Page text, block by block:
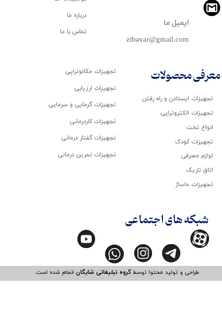
zibavar@gmail.com
ایمیل ما
طراحی و تولید محتوا توسطگروه تبلیغاتی شایگانانجام شده است.​​​​​​​
تجهیزات ایستادن و راه رفتن
تجهیزات الکتروتراپی
انواع تخت
تجهیزات کودک
لوازم مصرفی
اتاق تاریک
تجهیزات ماساژ
درباره ما
تماس با ما
تجهیزات مکانوتراپی
تجهیزات ارزیابی
تجهیزات گرمایی و سرمایی
تجهیزات کاردرمانی
تجهیزات گفتار درمانی
تجهیزات تمرین درمانی
معرفی محصولات
شبکه های اجتماعی